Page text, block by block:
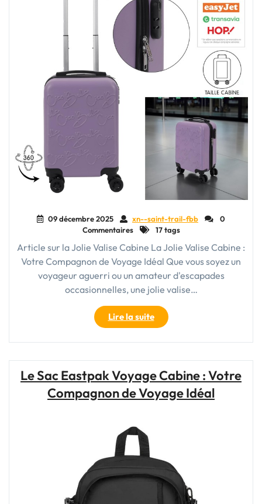
Vous"
09 décembre 2025 xn--saint-trail-fbb
0
Commentaires
17 tags
Article sur la Jolie Valise Cabine La Jolie Valise Cabine :
Votre Compagnon de Voyage Idéal Que vous soyez un
voyageur aguerri ou un amateur d'escapades
occasionnelles, une jolie valise…
Lire la suite"La
Jolie
Valise
Votre
Compagnon
Le Sac Eastpak Voyage Cabine : Votre
Compagnon de Voyage Idéal